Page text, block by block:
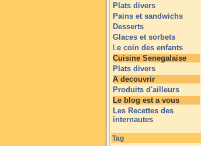
Plats divers
Pains et sandwichs
Desserts
Glaces et sorbets
Le coin des enfants
Cuisine Senegalaise
Plats divers
A decouvrir
Produits d'ailleurs
Le blog est a vous
Les Recettes des
internautes
Tag